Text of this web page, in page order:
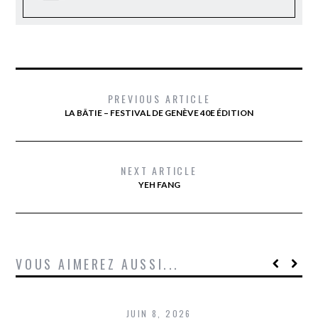
PREVIOUS ARTICLE
LA BÂTIE – FESTIVAL DE GENÈVE 40E ÉDITION
NEXT ARTICLE
YEH FANG
VOUS AIMEREZ AUSSI...
JUIN 8, 2026